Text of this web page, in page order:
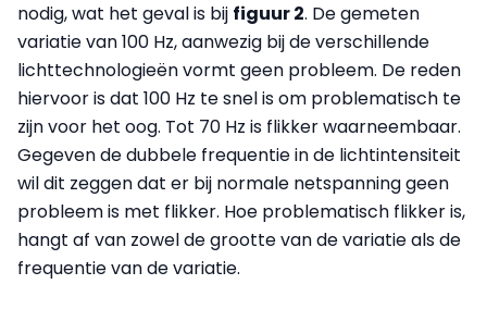
nodig, wat het geval is bij figuur 2. De gemeten
variatie van 100 Hz, aanwezig bij de verschillende
lichttechnologieën vormt geen probleem. De reden
hiervoor is dat 100 Hz te snel is om problematisch te
zijn voor het oog. Tot 70 Hz is flikker waarneembaar.
Gegeven de dubbele frequentie in de lichtintensiteit
wil dit zeggen dat er bij normale netspanning geen
probleem is met flikker. Hoe problematisch flikker is,
hangt af van zowel de grootte van de variatie als de
frequentie van de variatie.